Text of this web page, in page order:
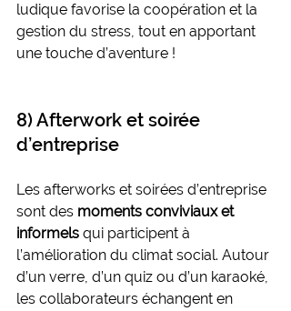
ludique favorise la coopération et la
gestion du stress, tout en apportant
une touche d’aventure !
8) Afterwork et soirée
d’entreprise
Les afterworks et soirées d’entreprise
sont des moments conviviaux et
informels qui participent à
l’amélioration du climat social. Autour
d’un verre, d’un quiz ou d’un karaoké,
les collaborateurs échangent en